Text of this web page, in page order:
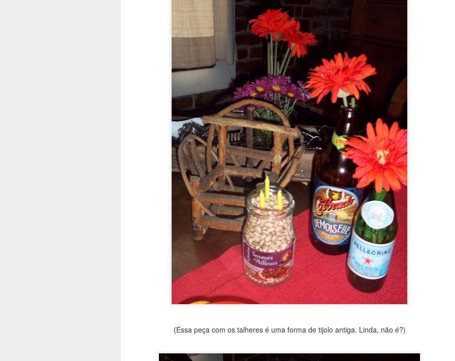
(Essa peça com os talheres é uma forma de tijolo antiga. Linda, não é?)
150-165g de chocolate ao leite em gotas ou picado
6g de bicarbonato de sódio
1 colher de chá de extrato de baunilha
MODO DE FAZER
Em uma tigela, amasse as bananas até virar uma papa. Junte o óleo, a baunilha, o
cacau e misture muito bem. Coloque a farinha aos poucos, misturando sempre. Adicione o
e incorpore. Por fim, junte o chocolate em gotas e misture. Leve para assar em forma untada
(eu coloquei gotas de chocolate sobre a massa, já na forma), em forno pré-aquecido a 180º
minutos (faça o teste do palito, pois o tempo depende de cada forno). Agora, é só comer!!
Postado há17th July 2022porMarina Mott
Adicionar um comentário
BOLO DE AMORAS